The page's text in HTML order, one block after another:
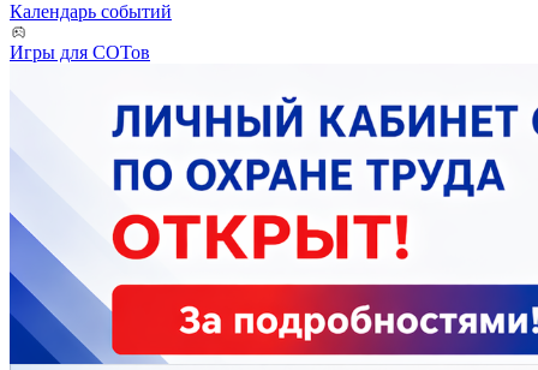
Календарь событий
Игры для СОТов